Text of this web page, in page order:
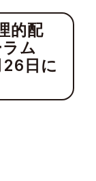
的配
ム
26日に